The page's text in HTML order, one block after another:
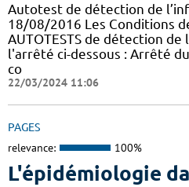
Autotest de détection de
18/08/2016 Les Conditions
AUTOTESTS de détection
l'arrêté ci-dessous : Arrêté
co
22/03/2024 11:06
PAGES
relevance: 100%
L'épidémiologie